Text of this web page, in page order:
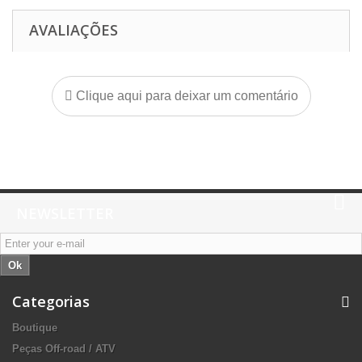
AVALIAÇÕES
Clique aqui para deixar um comentário
Ok
Categorias
Boutique
Peças Off-road / ATV